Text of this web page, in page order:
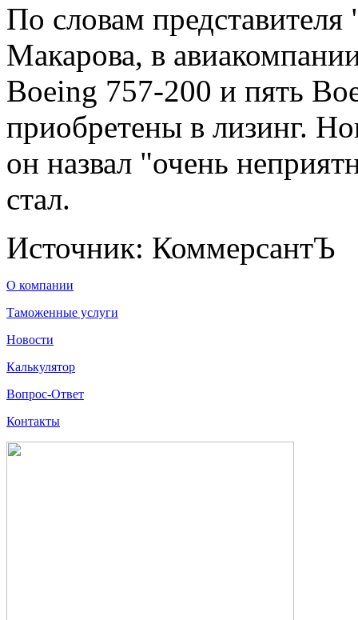
По словам
Макарова, в
Boeing 757-200 и пять
приобретены в лизинг.
он назвал "очень
стал.
Источник: КоммерсантЪ
О компании
Таможенные услуги
Новости
Калькулятор
Вопрос-Ответ
Контакты